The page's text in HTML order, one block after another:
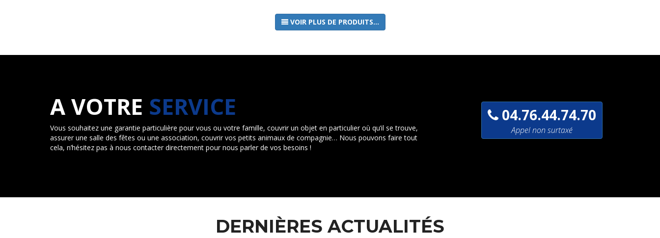
VOIR PLUS DE PRODUITS...
A VOTRE SERVICE
Vous souhaitez une garantie particulière pour vous ou votre famille, couvrir un objet en particulier où qu’il se trouve,
assurer une salle des fêtes ou une association, couvrir vos petits animaux de compagnie… Nous pouvons faire tout
cela, n’hésitez pas à nous contacter directement pour nous parler de vos besoins !
04.76.44.74.70
Appel non surtaxé
DERNIÈRES ACTUALITÉS